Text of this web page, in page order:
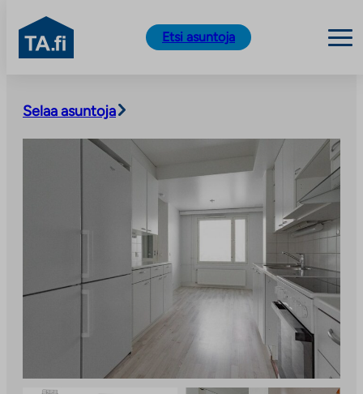
sisältöön
TA.fi
Etsi asuntoja
Selaa asuntoja